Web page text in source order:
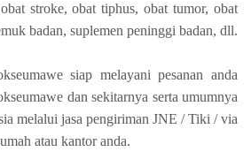
stroke, obat tiphus, obat tumor, obat
badan, suplemen peninggi badan, dll.
siap melayani pesanan anda
dan sekitarnya serta umumnya
melalui jasa pengiriman JNE / Tiki / via
atau kantor anda.